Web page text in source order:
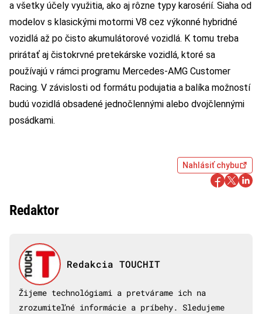
a všetky účely využitia, ako aj rôzne typy karosérií. Siaha od
modelov s klasickými motormi V8 cez výkonné hybridné
vozidlá až po čisto akumulátorové vozidlá. K tomu treba
prirátať aj čistokrvné pretekárske vozidlá, ktoré sa
používajú v rámci programu Mercedes-AMG Customer
Racing. V závislosti od formátu podujatia a balíka možností
budú vozidlá obsadené jednočlennými alebo dvojčlennými
posádkami.
Nahlásiť chybu
Redaktor
Redakcia TOUCHIT
Žijeme technológiami a pretvárame ich na
zrozumiteľné informácie a príbehy. Sledujeme